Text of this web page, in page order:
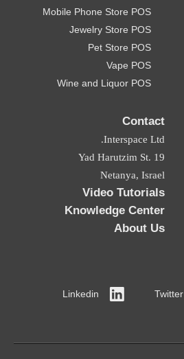
Mobile Phone Store POS
Jewelry Store POS
Pet Store POS
Vape POS
Wine and Liquor POS
Contact
Interspace Ltd.
19 Yad Harutzim St.
Netanya, Israel
Video Tutorials
Knowledge Center
About Us
Twitter
Linkedin